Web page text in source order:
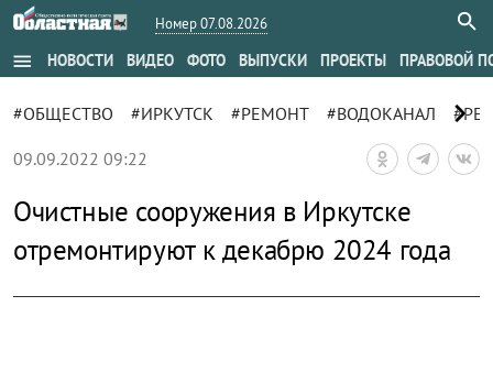
Номер 07.08.2026
menu НОВОСТИ ВИДЕО ФОТО ВЫПУСКИ ПРОЕКТЫ ПРАВОВОЙ
#ОБЩЕСТВО #ИРКУТСК #РЕМОНТ #ВОДОКАНАЛ chevron_right
09.09.2022 09:22
Очистные сооружения в Иркутске
отремонтируют к декабрю 2024 года